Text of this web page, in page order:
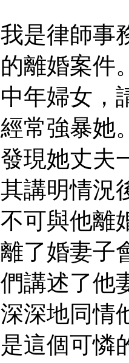
律師事
離婚案件
年婦女，
常強暴她
現她丈夫
講明情況
可與他離
了婚妻子
講述了他
深地同情
這個可憐